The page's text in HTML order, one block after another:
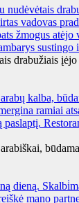
nudėvėtais
vadovas
žmogus atėjo
sustingo
drabužiais
kalba,
ramiai
paslaptį.
dieną.
mano